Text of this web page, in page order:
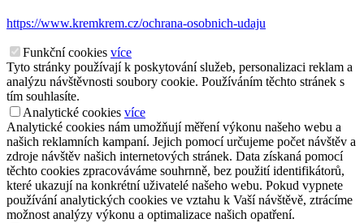
https://www.kremkrem.cz/ochrana-osobnich-udaju
Funkční cookies více
Tyto stránky používají k poskytování služeb, personalizaci reklam a
analýzu návštěvnosti soubory cookie. Používáním těchto stránek s
tím souhlasíte.
Analytické cookies více
Analytické cookies nám umožňují měření výkonu našeho webu a
našich reklamních kampaní. Jejich pomocí určujeme počet návštěv a
zdroje návštěv našich internetových stránek. Data získaná pomocí
těchto cookies zpracováváme souhrnně, bez použití identifikátorů,
které ukazují na konkrétní uživatelé našeho webu. Pokud vypnete
používání analytických cookies ve vztahu k Vaší návštěvě, ztrácíme
možnost analýzy výkonu a optimalizace našich opatření.